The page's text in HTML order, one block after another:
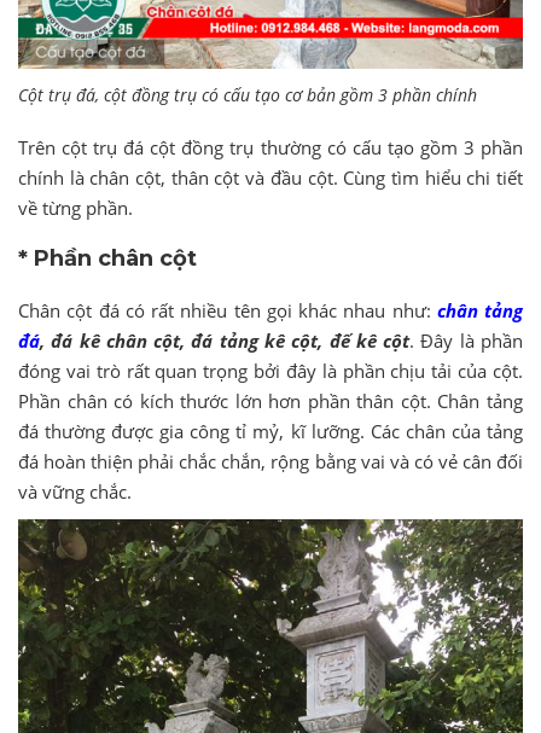
Cột trụ đá, cột đồng trụ có cấu tạo cơ bản gồm 3 phần chính
Trên cột trụ đá cột đồng trụ thường có cấu tạo gồm 3 phần
chính là chân cột, thân cột và đầu cột. Cùng tìm hiểu chi tiết
về từng phần.
* Phần chân cột
Chân cột đá có rất nhiều tên gọi khác nhau như: chân tảng
đá, đá kê chân cột, đá tảng kê cột, đế kê cột. Đây là phần
đóng vai trò rất quan trọng bởi đây là phần chịu tải của cột.
Phần chân có kích thước lớn hơn phần thân cột. Chân tảng
đá thường được gia công tỉ mỷ, kĩ lưỡng. Các chân của tảng
đá hoàn thiện phải chắc chắn, rộng bằng vai và có vẻ cân đối
và vững chắc.